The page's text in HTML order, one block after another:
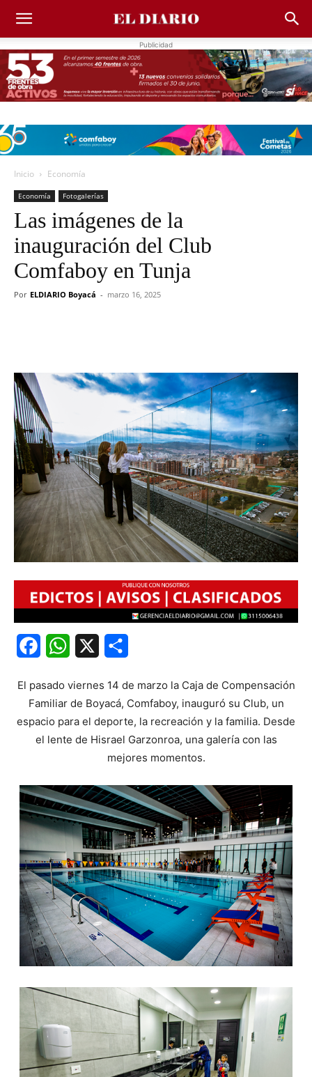
Publicidad
Inicio Economía
Economía Fotogalerías
Las imágenes de la
inauguración del Club
Comfaboy en Tunja
Por ELDIARIO Boyacá - marzo 16, 2025
FacebookWhatsApp
El pasado viernes 14 de marzo la Caja de Compensación
Familiar de Boyacá, Comfaboy, inauguró su Club, un
espacio para el deporte, la recreación y la familia. Desde
el lente de Hisrael Garzonroa, una galería con las
mejores momentos.